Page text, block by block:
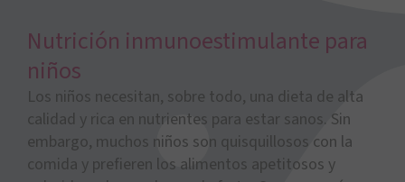
Nutrición inmunoestimulante para
niños
Los niños necesitan, sobre todo, una dieta de alta
calidad y rica en nutrientes para estar sanos. Sin
embargo, muchos niños son quisquillosos con la
comida y prefieren los alimentos apetitosos y